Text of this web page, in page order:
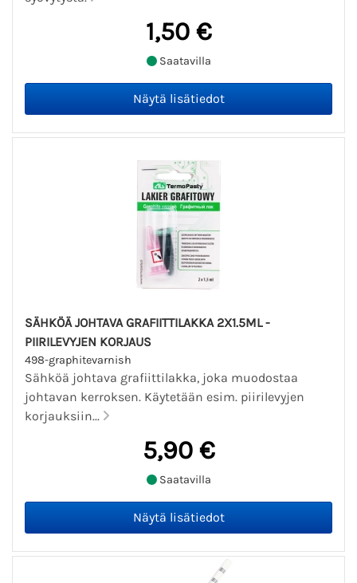
1,50 €
Saatavilla
SÄHKÖÄ JOHTAVA GRAFIITTILAKKA 2X1.5ML -
PIIRILEVYJEN KORJAUS
498-graphitevarnish
Sähköä johtava grafiittilakka, joka muodostaa
johtavan kerroksen. Käytetään esim. piirilevyjen
korjauksiin...
5,90 €
Saatavilla